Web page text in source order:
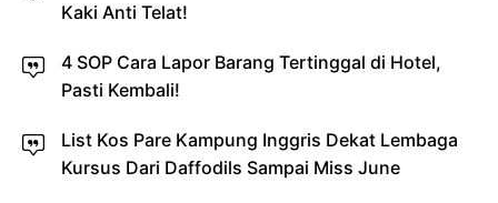
Kaki Anti Telat!
4 SOP Cara Lapor Barang Tertinggal di Hotel,
Pasti Kembali!
List Kos Pare Kampung Inggris Dekat Lembaga
Kursus Dari Daffodils Sampai Miss June